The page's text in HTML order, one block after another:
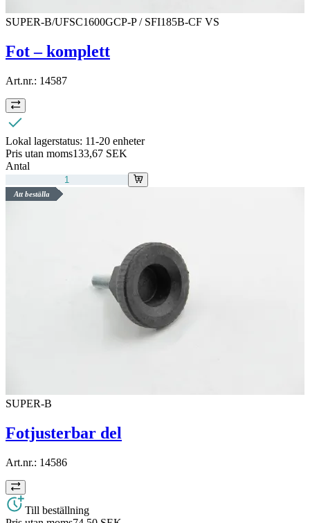
SUPER-B/UFSC1600GCP-P / SFI185B-CF VS
Fot – komplett
Art.nr.: 14587
Lokal lagerstatus: 11-20 enheter
Pris utan moms133,67 SEK
Antal
Att beställa
SUPER-B
Fotjusterbar del
Art.nr.: 14586
Till beställning